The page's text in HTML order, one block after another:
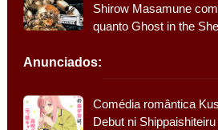
Shirow Masamune
quanto Ghost in the
Anunciados:
Comédia romântica
Debut ni